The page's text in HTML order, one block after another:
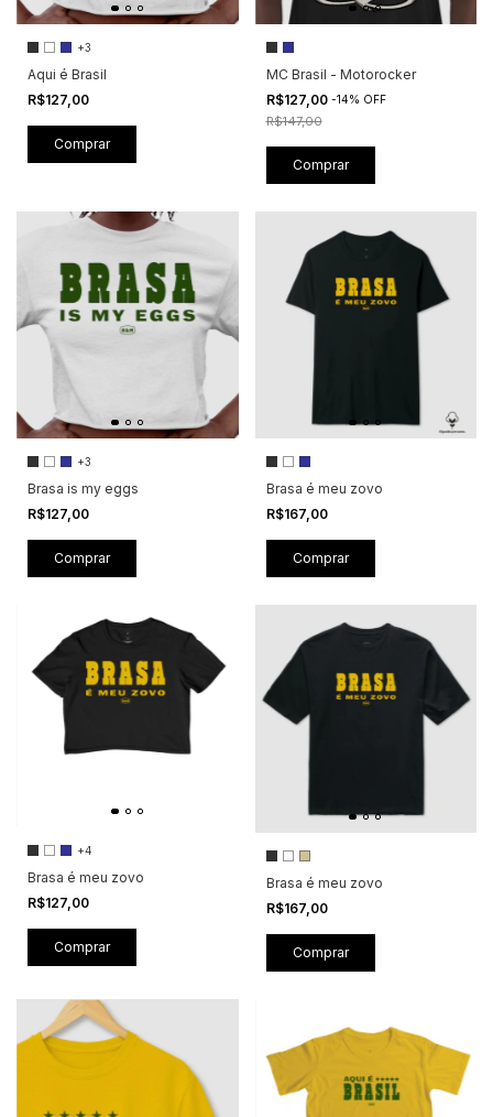
+3
Aqui é Brasil
R$127,00
Comprar
MC Brasil - Motorocker
R$127,00 -14% OFF
R$147,00
Comprar
+3
Brasa is my eggs
R$127,00
Comprar
Brasa é meu zovo
R$167,00
Comprar
+4
Brasa é meu zovo
R$127,00
Comprar
Brasa é meu zovo
R$167,00
Comprar